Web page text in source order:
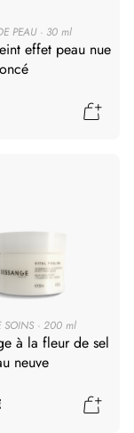
PEAU 30 ml
effet peau nue
SOINS 200 ml
à la fleur de sel
neuve